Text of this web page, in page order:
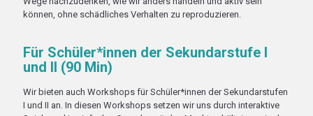
können, ohne schädliches Verhalten zu reproduzieren.
Für Schüler*innen der Sekundarstufe I
und II (90 Min)
Wir bieten auch Workshops für Schüler*innen der Sekundarstufen
I und II an. In diesen Workshops setzen wir uns durch interaktive